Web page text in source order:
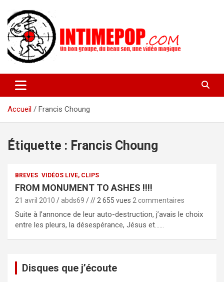
contenu
intimepop.com
actuelles pop rock, post-rock, indé sur Lyon. rock pop concert
lyon
Accueil
Francis Choung
Étiquette : Francis Choung
BREVES VIDÉOS LIVE, CLIPS
FROM MONUMENT TO ASHES !!!!
21 avril 2010 abds69 // 2 655 vues 2 commentaires
Suite à l’annonce de leur auto-destruction, j’avais le choix
entre les pleurs, la désespérance, Jésus et……
Disques que j’écoute